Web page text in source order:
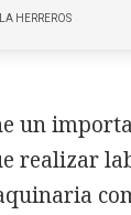
HERREROS
un
realizar